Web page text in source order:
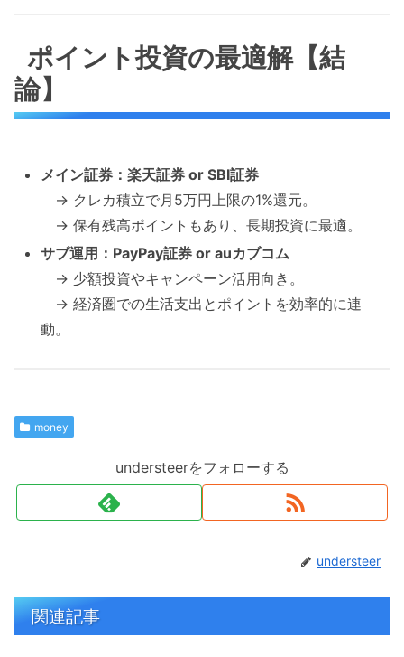
ポイント投資の最適解【結
論】
メイン証券：楽天証券 or SBI証券
→ クレカ積立で月5万円上限の1%還元。
→ 保有残高ポイントもあり、長期投資に最適。
サブ運用：PayPay証券 or auカブコム
→ 少額投資やキャンペーン活用向き。
→ 経済圏での生活支出とポイントを効率的に連
動。
money
understeerをフォローする
understeer
関連記事